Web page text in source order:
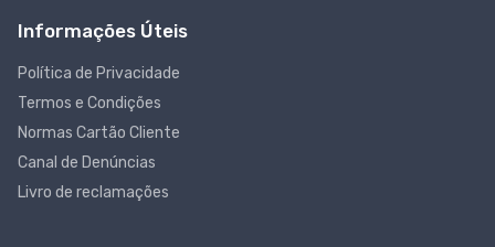
Informações Úteis
Política de Privacidade
Termos e Condições
Normas Cartão Cliente
Canal de Denúncias
Livro de reclamações